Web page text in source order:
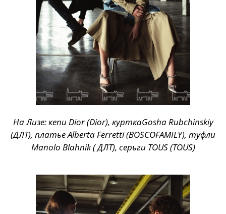
На Лизе: кепи Dior (Dior), курткаGosha Rubchinskiy
(ДЛТ), платье Alberta Ferretti (BOSCOFAMILY), туфли
Manolo Blahnik ( ДЛТ), серьги TOUS (TOUS)